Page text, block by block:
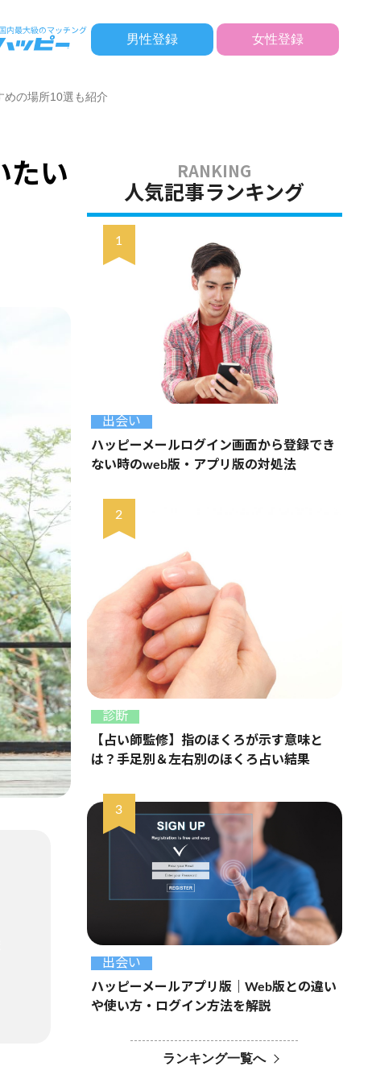
男性登録 女性登録
めの場所10選も紹介
たい
人気記事ランキング
出会い
ハッピーメールログイン画面から登録でき
ない時のweb版・アプリ版の対処法
診断
【占い師監修】指のほくろが示す意味と
は？手足別＆左右別のほくろ占い結果
出会い
ハッピーメールアプリ版｜Web版との違い
や使い方・ログイン方法を解説
ランキング一覧へ